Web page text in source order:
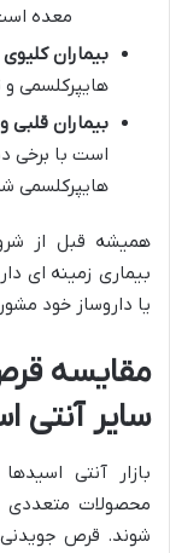
معده
بیماران
هایپرکلسمی
بیماران
است با برخی
هایپرکلسمی
همیشه قبل از
بیماری زمینه ای
یا داروساز خود
مقایسه
سایر آنتی
بازار آنتی
محصولات متعددی
شوند. قرص